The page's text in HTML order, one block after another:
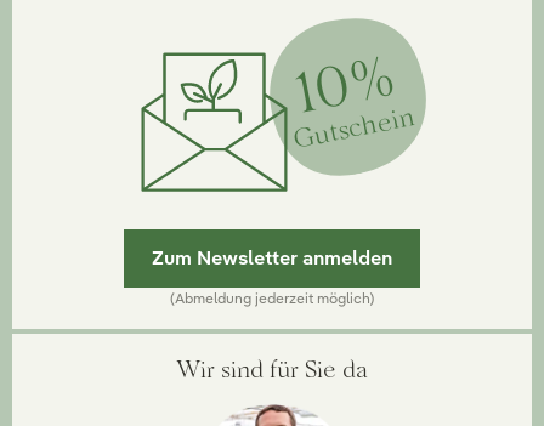
10%
Gutschein
Zum Newsletter anmelden
(Abmeldung jederzeit möglich)
Wir sind für Sie da